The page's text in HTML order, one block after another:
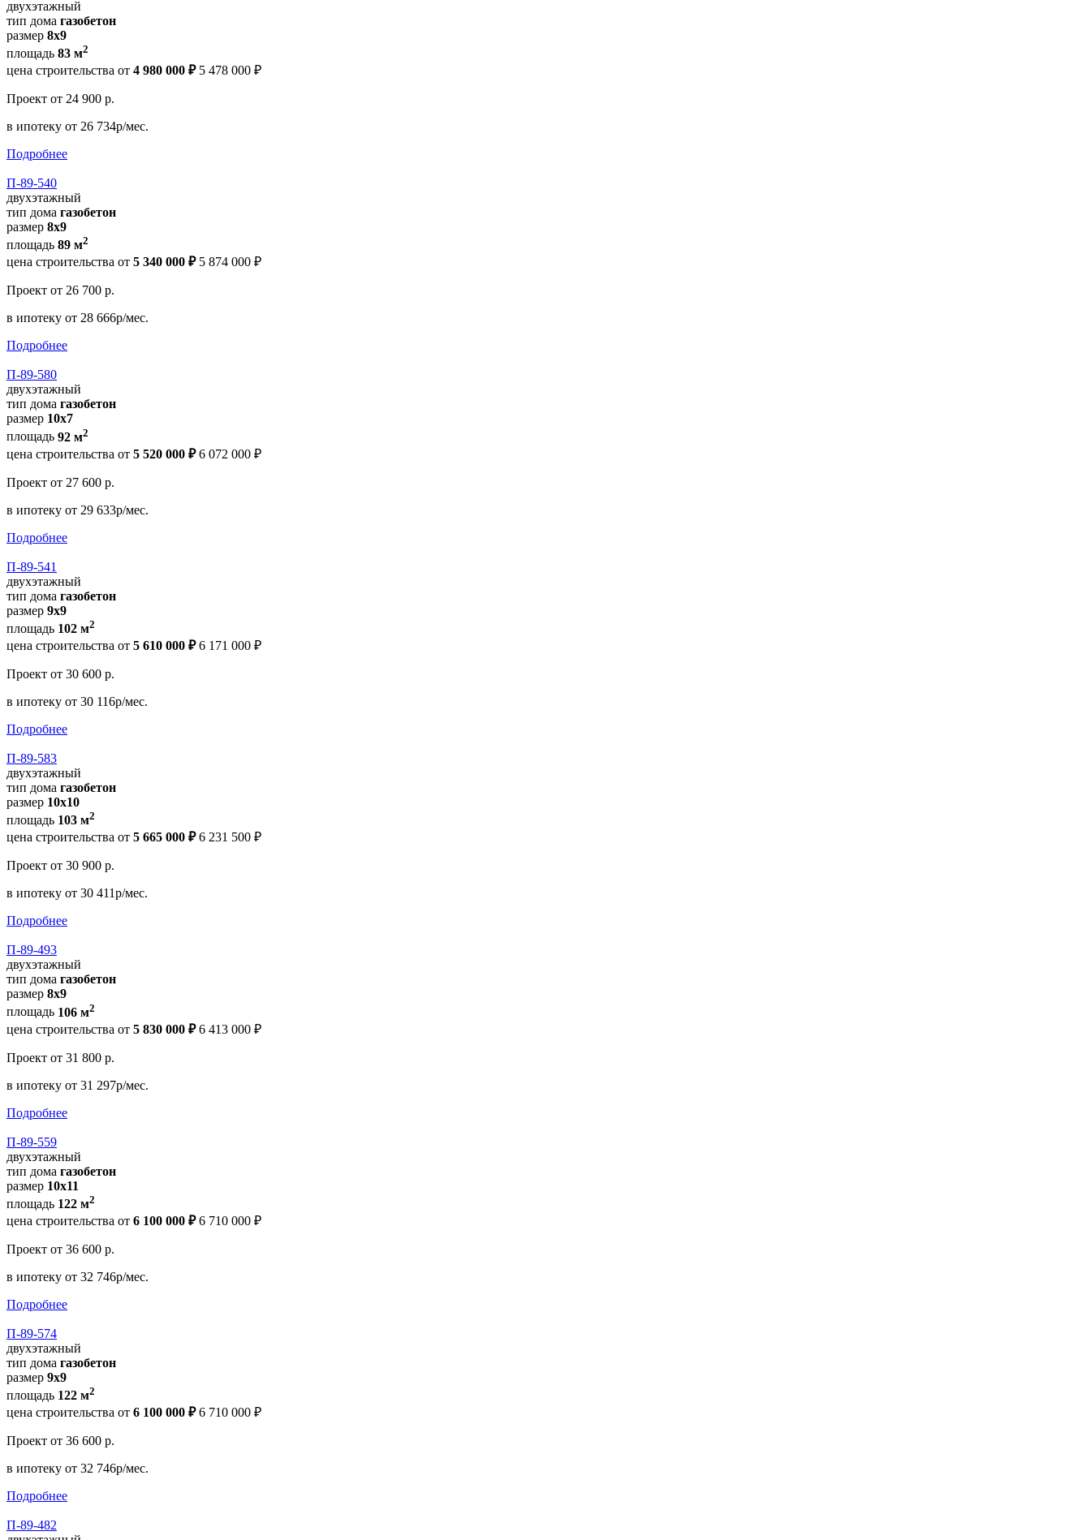
двухэтажный
тип дома газобетон
размер 8x9
площадь 83 м2
цена строительства от 4 980 000 ₽ 5 478 000 ₽
Проект от 24 900 р.
в ипотеку от 26 734р/мес.
Подробнее
П-89-540
двухэтажный
тип дома газобетон
размер 8х9
площадь 89 м2
цена строительства от 5 340 000 ₽ 5 874 000 ₽
Проект от 26 700 р.
в ипотеку от 28 666р/мес.
Подробнее
П-89-580
двухэтажный
тип дома газобетон
размер 10х7
площадь 92 м2
цена строительства от 5 520 000 ₽ 6 072 000 ₽
Проект от 27 600 р.
в ипотеку от 29 633р/мес.
Подробнее
П-89-541
двухэтажный
тип дома газобетон
размер 9х9
площадь 102 м2
цена строительства от 5 610 000 ₽ 6 171 000 ₽
Проект от 30 600 р.
в ипотеку от 30 116р/мес.
Подробнее
П-89-583
двухэтажный
тип дома газобетон
размер 10х10
площадь 103 м2
цена строительства от 5 665 000 ₽ 6 231 500 ₽
Проект от 30 900 р.
в ипотеку от 30 411р/мес.
Подробнее
П-89-493
двухэтажный
тип дома газобетон
размер 8х9
площадь 106 м2
цена строительства от 5 830 000 ₽ 6 413 000 ₽
Проект от 31 800 р.
в ипотеку от 31 297р/мес.
Подробнее
П-89-559
двухэтажный
тип дома газобетон
размер 10х11
площадь 122 м2
цена строительства от 6 100 000 ₽ 6 710 000 ₽
Проект от 36 600 р.
в ипотеку от 32 746р/мес.
Подробнее
П-89-574
двухэтажный
тип дома газобетон
размер 9х9
площадь 122 м2
цена строительства от 6 100 000 ₽ 6 710 000 ₽
Проект от 36 600 р.
в ипотеку от 32 746р/мес.
Подробнее
П-89-482